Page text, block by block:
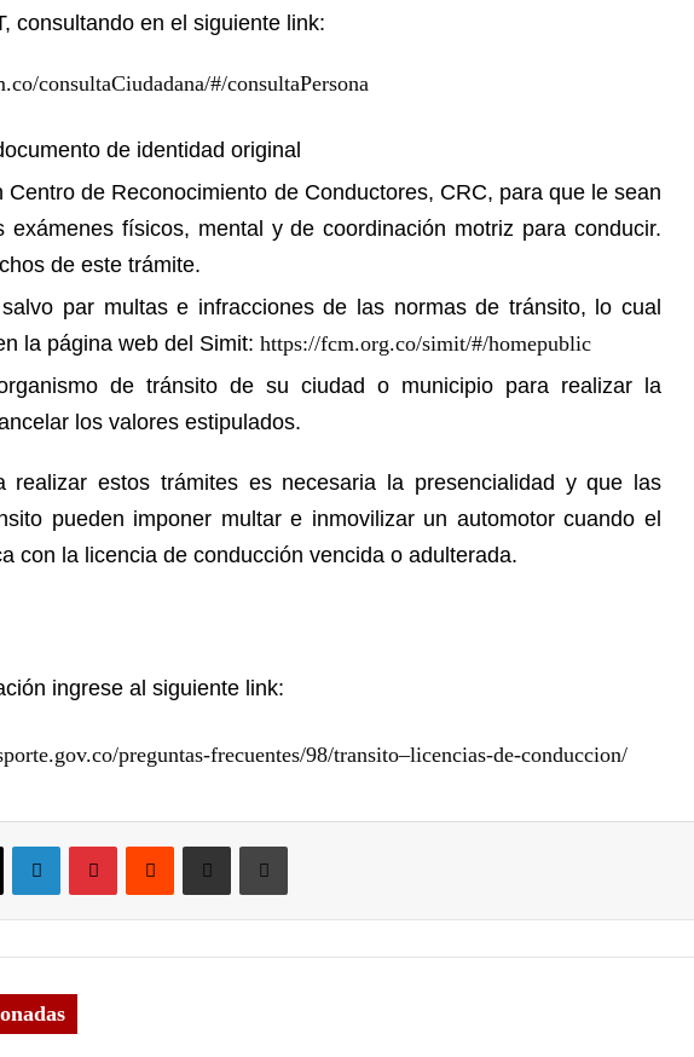
consultando en el siguiente link:
consultaCiudadana/#/consultaPersona
de identidad original
Centro de Reconocimiento de Conductores, CRC, para que le sean
exámenes físicos, mental y de coordinación motriz para conducir.
de este trámite.
par multas e infracciones de las normas de tránsito, lo cual
la página web del Simit: https://fcm.org.co/simit/#/homepublic
de tránsito de su ciudad o municipio para realizar la
los valores estipulados.
realizar estos trámites es necesaria la presencialidad y que las
pueden imponer multar e inmovilizar un automotor cuando el
con la licencia de conducción vencida o adulterada.
ingrese al siguiente link:
preguntas-frecuentes/98/transito–licencias-de-conduccion/